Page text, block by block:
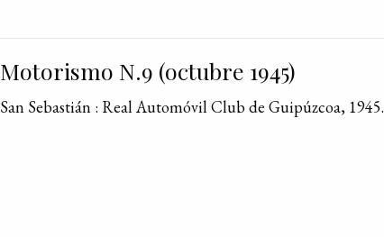
Motorismo N.9 (octubre 1945)
San Sebastián : Real Automóvil Club de Guipúzcoa, 1945.